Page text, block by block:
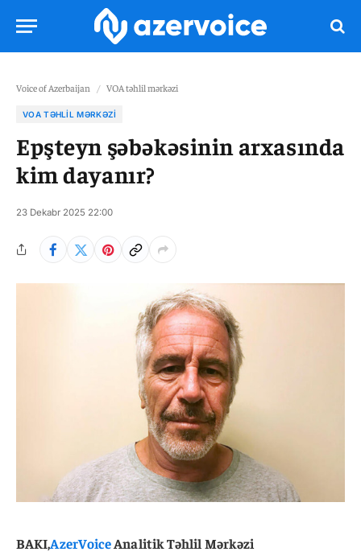
Voice of Azerbaijan / VOA təhlil mərkəzi
VOA TƏHLIL MƏRKƏZI
Epşteyn şəbəkəsinin arxasında
kim dayanır?
23 Dekabr 2025 22:00
BAKI,AzerVoiceAnalitik Təhlil Mərkəzi